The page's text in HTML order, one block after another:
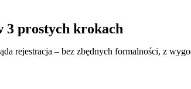
3 prostych krokach
rejestracja – bez zbędnych formalności, z